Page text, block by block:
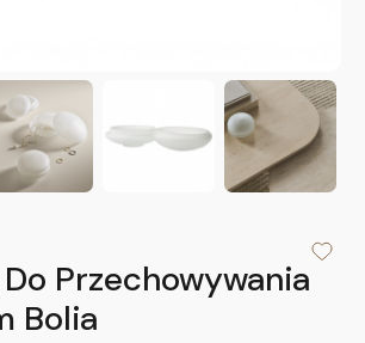
Przechowywania
Bolia